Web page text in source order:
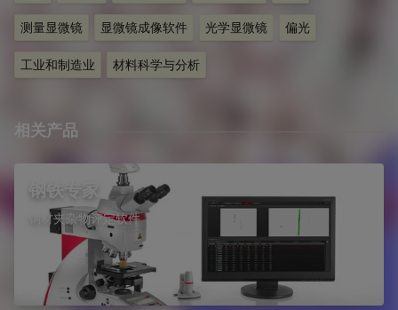
测量显微镜 显微镜成像软件 光学显微镜 偏光
工业和制造业 材料科学与分析
相关产品
钢铁专家
钢材夹杂物评定软件